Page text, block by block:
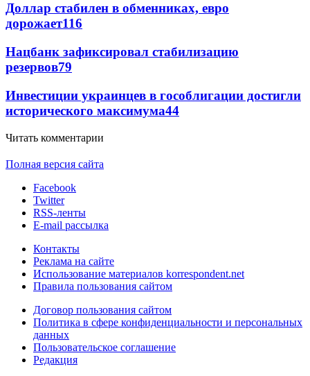
Доллар стабилен в обменниках, евро
дорожает116
Нацбанк зафиксировал стабилизацию
резервов79
Инвестиции украинцев в гособлигации достигли
исторического максимума44
Читать комментарии
Полная версия сайта
Facebook
Twitter
RSS-ленты
E-mail рассылка
Контакты
Реклама на сайте
Использование материалов korrespondent.net
Правила пользования сайтом
Договор пользования сайтом
Политика в сфере конфиденциальности и персональных
данных
Пользовательское соглашение
Редакция